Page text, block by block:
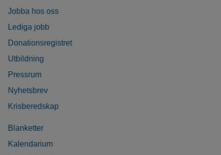
Jobba hos oss
Lediga jobb
Donationsregistret
Utbildning
Pressrum
Nyhetsbrev
Krisberedskap
Blanketter
Kalendarium